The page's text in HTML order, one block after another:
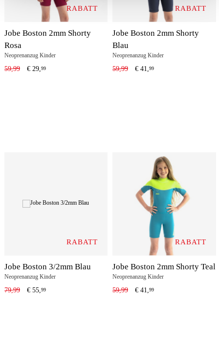
RABATT
Jobe Boston 2mm Shorty
Rosa
Neoprenanzug Kinder
59,99 € 29, 99
RABATT
Jobe Boston 2mm Shorty
Blau
Neoprenanzug Kinder
59,99 € 41,99
RABATT
Jobe Boston 3/2mm Blau
Neoprenanzug Kinder
79,99 € 55, 99
RABATT
Jobe Boston 2mm Shorty Teal
Neoprenanzug Kinder
59,99 € 41,99